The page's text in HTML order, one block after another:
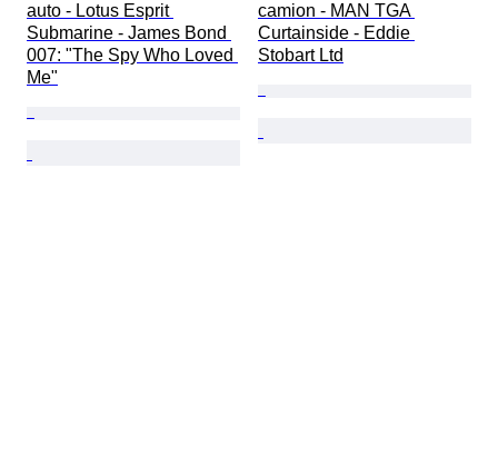
auto - Lotus Esprit
Submarine - James Bond
007: "The Spy Who Loved
Me"
camion - MAN TGA
Curtainside - Eddie
Stobart Ltd